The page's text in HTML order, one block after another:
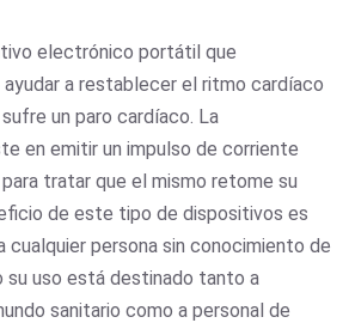
electrónico portátil que
a restablecer el ritmo cardíaco
un paro cardíaco. La
en emitir un impulso de corriente
tratar que el mismo retome su
de este tipo de dispositivos es
cualquier persona sin conocimiento de
su uso está destinado tanto a
sanitario como a personal de